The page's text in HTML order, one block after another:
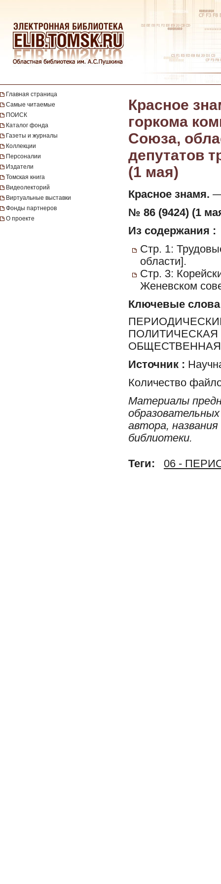
Главная страница
Самые читаемые
ПОИСК
Каталог фонда
Газеты и журналы
Коллекции
Персоналии
Издатели
Томская книга
Видеолекторий
Виртуальные выставки
Фонды партнеров
О проекте
Красное
горкома
Союза,
депутатов
(1 мая)
Красное знамя. —
№ 86 (9424) (1
Из содержания :
Стр. 1:
области].
Стр. 3:
Женевском
Ключевые слова
Источник :
Количество
Материалы
автора,
библиотеки.
Теги: 06 -